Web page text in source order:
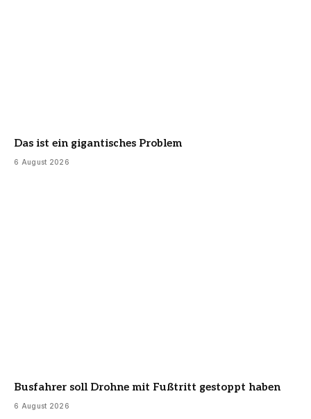
Das ist ein gigantisches Problem
6 August 2026
Busfahrer soll Drohne mit Fußtritt gestoppt haben
6 August 2026